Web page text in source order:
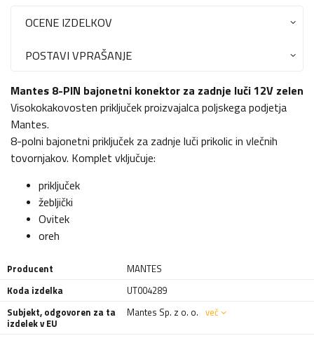
OCENE IZDELKOV
POSTAVI VPRAŠANJE
Mantes 8-PIN bajonetni konektor za zadnje luči 12V zelen
Visokokakovosten priključek proizvajalca poljskega podjetja
Mantes.
8-polni bajonetni priključek za zadnje luči prikolic in vlečnih
tovornjakov. Komplet vključuje:
priključek
žebljički
Ovitek
oreh
Producent
MANTES
Koda izdelka
UT004289
Subjekt, odgovoren za ta
izdelek v EU
Mantes Sp. z o. o. več